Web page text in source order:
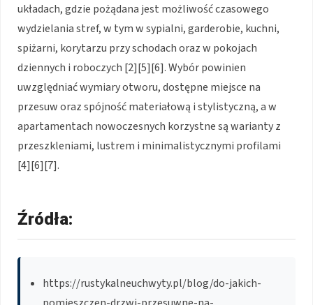
układach, gdzie pożądana jest możliwość czasowego
wydzielania stref, w tym w sypialni, garderobie, kuchni,
spiżarni, korytarzu przy schodach oraz w pokojach
dziennych i roboczych [2][5][6]. Wybór powinien
uwzględniać wymiary otworu, dostępne miejsce na
przesuw oraz spójność materiałową i stylistyczną, a w
apartamentach nowoczesnych korzystne są warianty z
przeszkleniami, lustrem i minimalistycznymi profilami
[4][6][7].
Źródła:
https://rustykalneuchwyty.pl/blog/do-jakich-